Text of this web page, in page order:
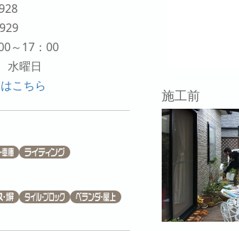
～17：00
水曜日
こちら
施工前